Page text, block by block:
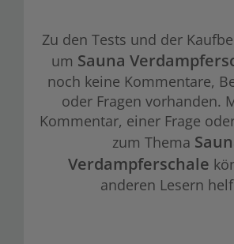
Zu den Tests und der
um Sauna
noch keine Kommentare,
oder Fragen vorhanden.
Kommentar, einer Frage
zum Thema
Verdampferschale
anderen Lesern